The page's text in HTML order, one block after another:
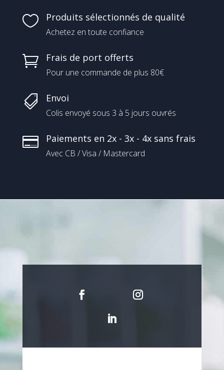
 Produits sélectionnés de qualité
Achetez en toute confiance
 Frais de port offerts
Pour une commande de plus 80€
 Envoi
Colis envoyé sous 3 à 5 jours ouvrés
 Paiements en 2x - 3x - 4x sans frais
Avec CB / Visa / Mastercard